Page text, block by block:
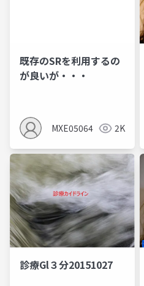
既存のSRを利用するの
が良いが・・・
MXE05064 2K
診療Gl３分20151027